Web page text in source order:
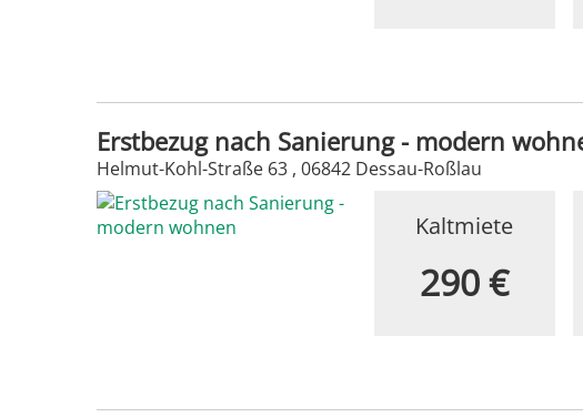
Erstbezug nach Sanierung - modern
Helmut-Kohl-Straße 63 , 06842 Dessau-Roßlau
Kaltmiete
290 €